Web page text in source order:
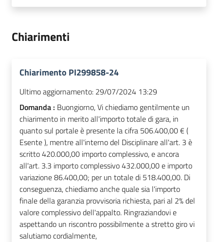
Chiarimenti
Chiarimento PI299858-24
Ultimo aggiornamento: 29/07/2024 13:29
Domanda : Buongiorno, Vi chiediamo gentilmente un
chiarimento in merito all'importo totale di gara, in
quanto sul portale è presente la cifra 506.400,00 € (
Esente ), mentre all'interno del Disciplinare all'art. 3 è
scritto 420.000,00 importo complessivo, e ancora
all'art. 3.3 importo complessivo 432.000,00 e importo
variazione 86.400,00; per un totale di 518.400,00. Di
conseguenza, chiediamo anche quale sia l'importo
finale della garanzia provvisoria richiesta, pari al 2% del
valore complessivo dell'appalto. Ringraziandovi e
aspettando un riscontro possibilmente a stretto giro vi
salutiamo cordialmente,